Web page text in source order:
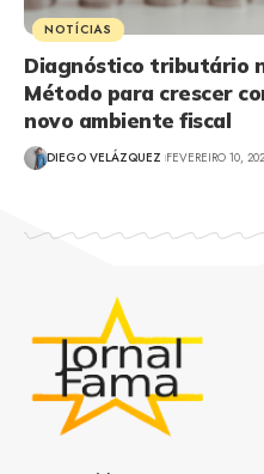
NOTÍCIAS
Diagnóstico tributário
Método para crescer
novo ambiente fiscal
DIEGO VELÁZQUEZ FEVEREIRO 10,